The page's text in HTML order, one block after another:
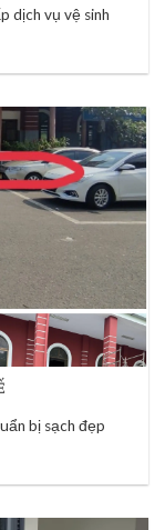
dịch vụ vệ sinh
bị sạch đẹp